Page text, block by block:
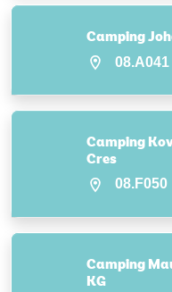
Camping
08.A041
Camping
Cres
08.F050
Camping
KG